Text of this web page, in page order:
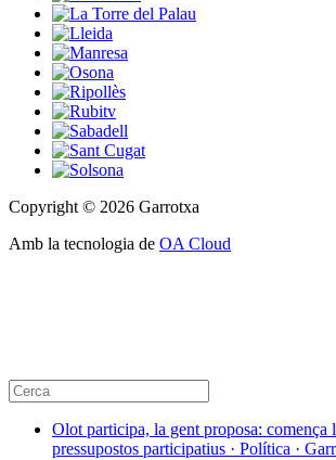
Copyright © 2026 Garrotxa
Amb la tecnologia de OA Cloud
Olot participa, la gent proposa: comença
pressupostos participatius · Política ·